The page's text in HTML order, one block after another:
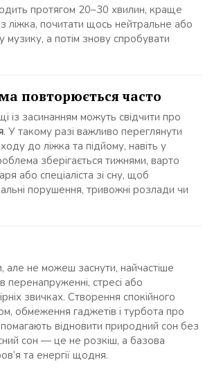
протягом 20–30 хвилин, краще
ліжка, почитати щось нейтральне або
музику, а потім знову спробувати
повторюється часто
із засинанням можуть свідчити про
. У такому разі важливо переглянути
до ліжка та підйому, навіть у
зберігається тижнями, варто
або спеціаліста зі сну, щоб
порушення, тривожні розлади чи
не можеш заснути, найчастіше
перенапруженні, стресі або
звичках. Створення спокійного
обмеження гаджетів і турбота про
відновити природний сон без
сон — це не розкіш, а базова
та енергії щодня.